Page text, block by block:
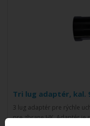
Tri lug adaptér, kal.
3 lug adaptér pre rýchle
pre zbrane HK. Adaptér je